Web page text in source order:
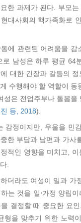
한 과제가 된다. 부모
대사회의 핵가족화로
에 관련된 어려움을
로 남성은 하루 평균
대한 긴장과 갈등의
수행해야 할 역할이
성은 전업주부나 돌봄
등, 2018).
감정이지만, 우울을 민
한 부담과 남편과 가
적인 영향을 미치고,
.
더라도 여성이 일과
는 것을 일⋅가정 양립
결정할 때 중요한 요
형을 맞추기 위한 노력